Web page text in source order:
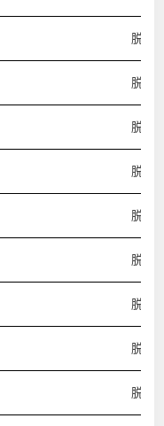
脱普
脱普
脱普
脱普
脱普
脱普
脱普
脱普
脱普